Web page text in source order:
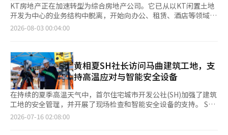
KT房地产正在加速转型为综合房地产公司。它已从以KT闲置土地
开发为中心的业务结构中脱离，开始向办公、租赁、酒店等领域扩
展。然而，财务负担仍然是一个挑战。尽管销售业务支撑了业绩，
1419亿韩元，比前年的781亿韩元增长了81.7%。这主要是由于大
田人才开发院地块上正在建设的住宅项目“屯山ELIP THE
CENTRAL”的销售收入开始显现。该项目的总销售金额约为6000
亿韩元，截至今年3月底的销售率为98.8%。 然而，随着业务扩
展，财务负担也在增加。根据合并标准，KT房地产的总借款从
2024年的6794亿韩元增加到去年的1万1960亿韩元。这包括短期
借款3236亿韩元、长期借款4193亿韩元和租赁负债4529亿韩元。
这一增长被认为是由于对马曲办公楼的投资以及对成寿和江南办公
2026-08-03 00:04:00
黄相夏SH社长访问马曲建筑工地，支
持高温应对与智能安全设备
在持续的夏季高温天气中，首尔住宅城市开发公社(SH)加强了建筑
工地的安全管理，并开展了现场检查和智能安全设备的支持。 SH
于15日表示，黄相夏社长于前一天访问了位于首尔江西区的马曲
2026-07-16 02:08:00